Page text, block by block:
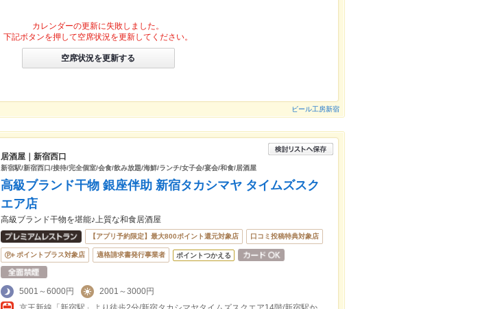
カレンダーの更新に失敗しました。
下記ボタンを押して空席状況を更新してください。
空席状況を更新する
ビール工房新宿
居酒屋｜新宿西口
新宿駅/新宿西口/接待/完全個室/会食/飲み放題/海鮮/ランチ/女子会/宴会/和食/居酒屋
高級ブランド干物 銀座伴助 新宿タカシマヤ タイムズスク
エア店
高級ブランド干物を堪能♪上質な和食居酒屋
【アプリ予約限定】最大800ポイント還元対象店 口コミ投稿特典対象店
ポイントプラス対象店 適格請求書発行事業者 ポイントつかえる
5001～6000円
2001～3000円